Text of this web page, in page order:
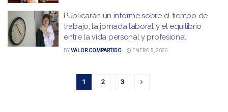
Publicarán un informe sobre el tiempo de
trabajo, la jornada laboral y el equilibrio
entre la vida personal y profesional
BYVALOR COMPARTIDO ENERO 5, 2023
1 2 3